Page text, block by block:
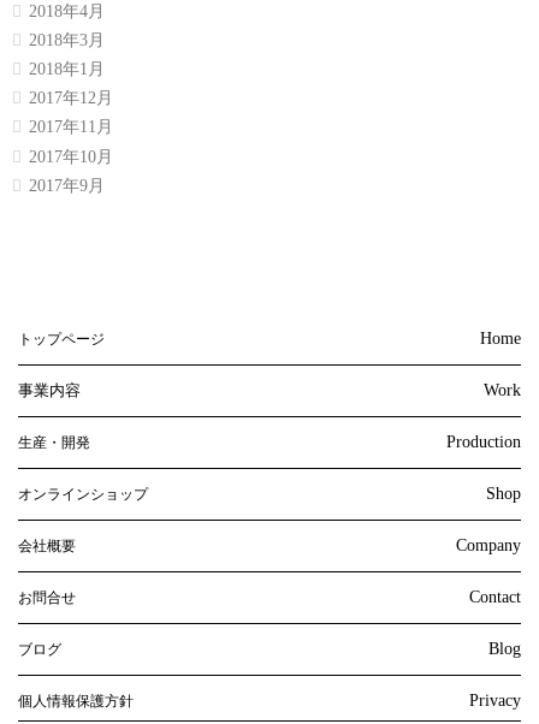
2018年4月
2018年3月
2018年1月
2017年12月
2017年11月
2017年10月
2017年9月
トップページ Home
事業内容 Work
生産・開発 Production
オンラインショップ Shop
会社概要 Company
お問合せ Contact
ブログ Blog
個人情報保護方針 Privacy